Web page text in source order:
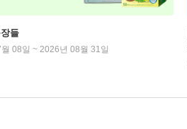
들
08일 ~ 2026년 08월 31일